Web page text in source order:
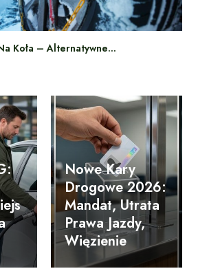
Koła – Alternatywne…
Nowe Kary
Drogowe 2026:
Mandat, Utrata
Prawa Jazdy,
Więzienie